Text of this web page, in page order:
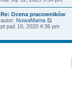
z
y
p
o
s
n
o
w
s
z
p
t
l
n
a
j
o
w
i
e
t
n
Re: Ocena pracowników
autor: NowaMama
y
i
pt paź 16, 2020 4:36 pm